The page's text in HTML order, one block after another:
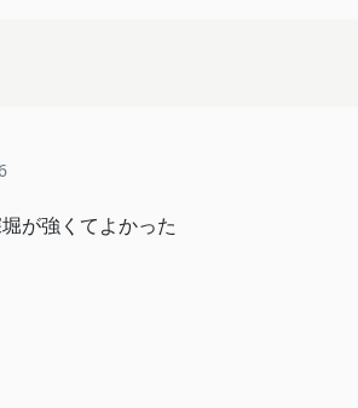
が強くてよかった